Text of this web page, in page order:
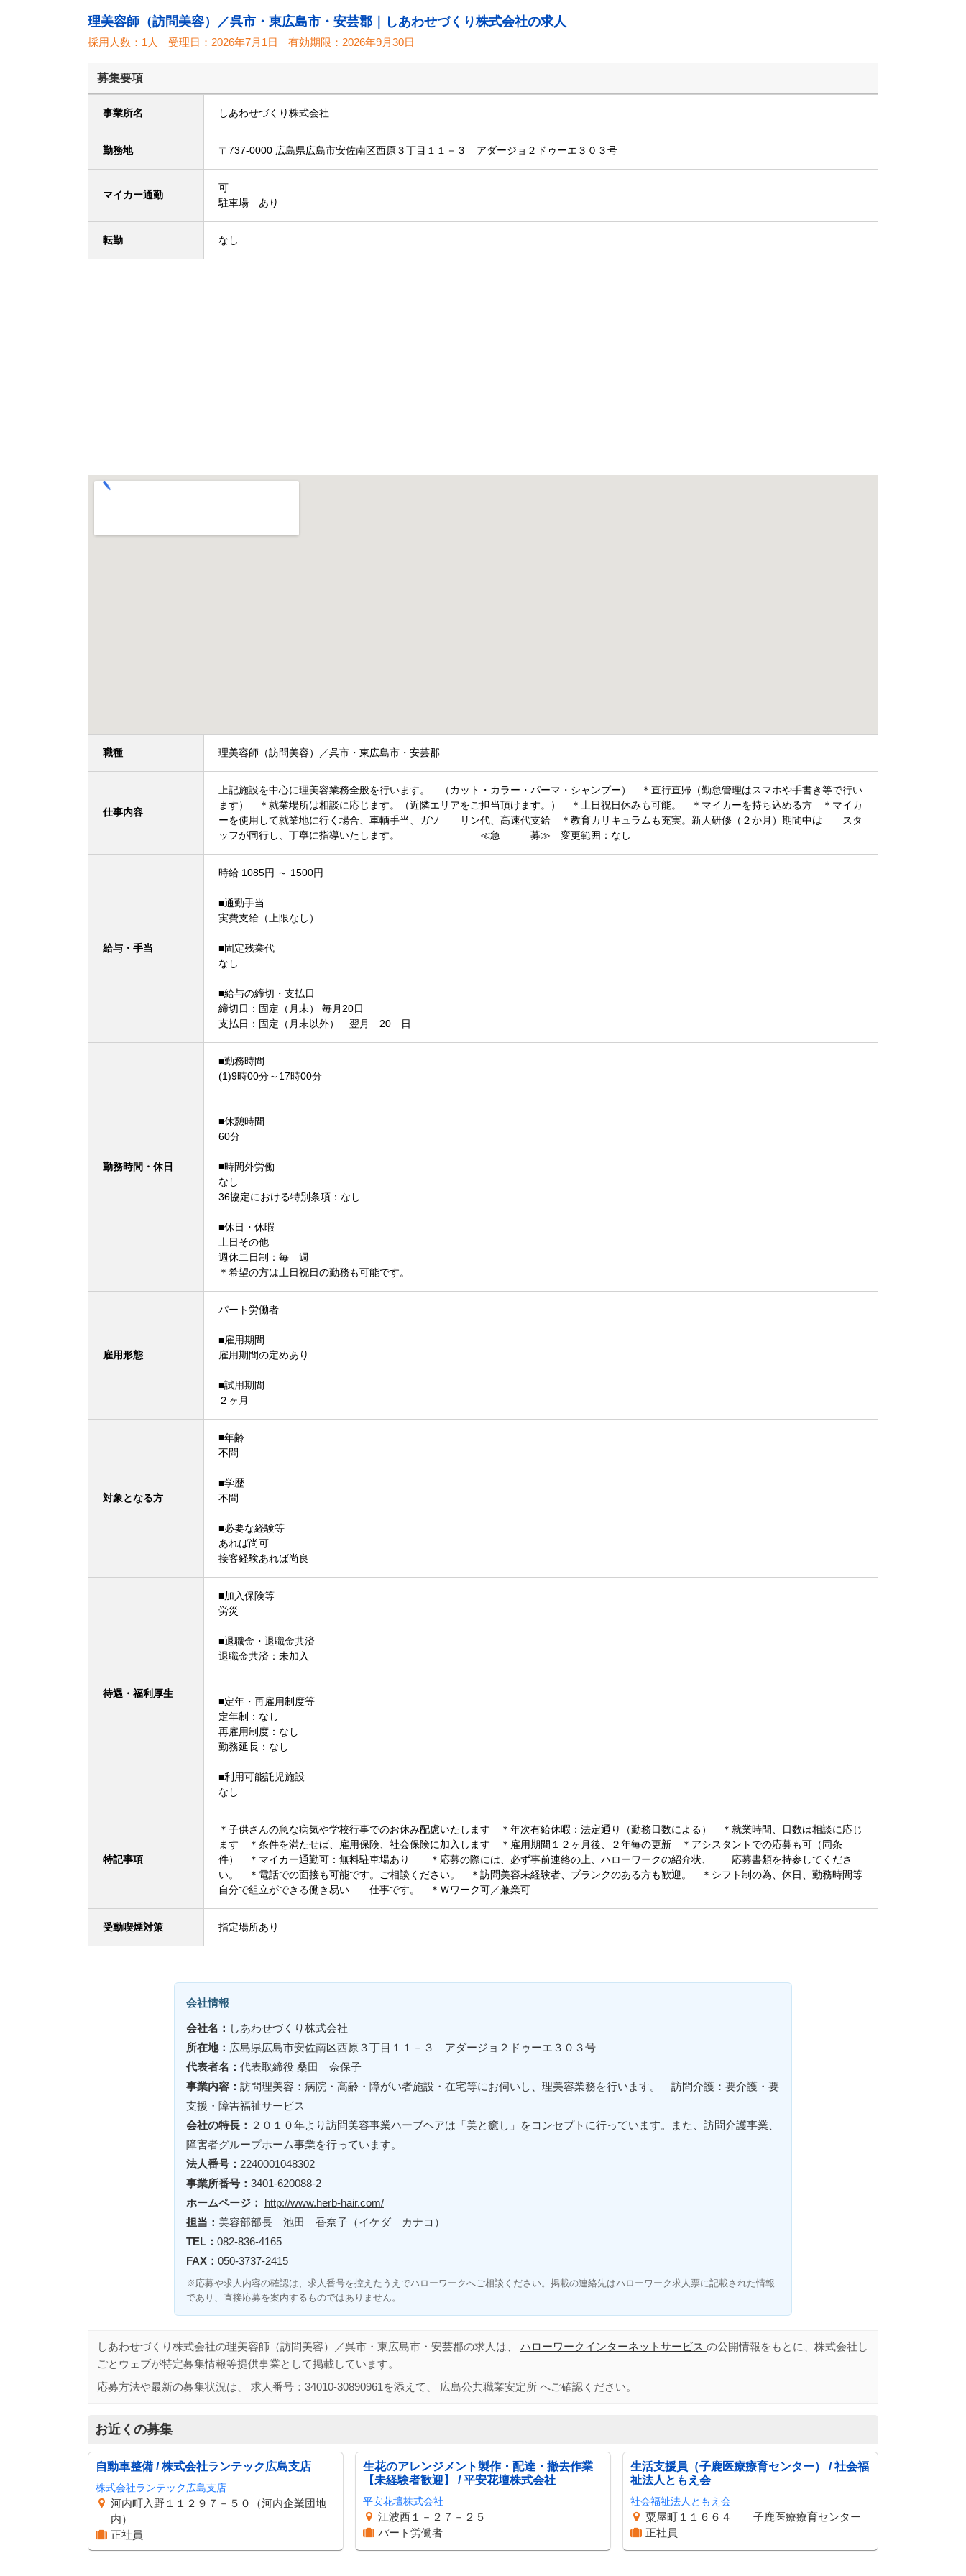
理美容師（訪問美容）／呉市・東広島市・安芸郡｜しあわせづくり株式会社の求人
採用人数：1人 受理日： 2026年7月1日 有効期限： 2026年9月30日
募集要項
事業所名 しあわせづくり株式会社
勤務地 〒737-0000 広島県広島市安佐南区西原３丁目１１－３ アダージョ２ドゥーエ３０３号
マイカー通勤
可
駐車場 あり
転勤 なし
職種 理美容師（訪問美容）／呉市・東広島市・安芸郡
仕事内容
上記施設を中心に理美容業務全般を行います。 （カット・カラー・パーマ・シャンプー） ＊直行直帰（勤怠管理はスマホや手書き等で行い
ます） ＊就業場所は相談に応じます。（近隣エリアをご担当頂けます。） ＊土日祝日休みも可能。 ＊マイカーを持ち込める方 ＊マイカ
ーを使用して就業地に行く場合、車輌手当、ガソ リン代、高速代支給 ＊教育カリキュラムも充実。新人研修（２か月）期間中は スタ
ッフが同行し、丁寧に指導いたします。 ≪急 募≫ 変更範囲：なし
給与・手当
時給 1085円 ～ 1500円
■通勤手当
実費支給（上限なし）
■固定残業代
なし
■給与の締切・支払日
締切日：固定（月末） 毎月20日
支払日：固定（月末以外） 翌月 20 日
勤務時間・休日
■勤務時間
(1)9時00分～17時00分
■休憩時間
60分
■時間外労働
なし
36協定における特別条項：なし
■休日・休暇
土日その他
週休二日制：毎 週
＊希望の方は土日祝日の勤務も可能です。
雇用形態
パート労働者
■雇用期間
雇用期間の定めあり
■試用期間
２ヶ月
対象となる方
■年齢
不問
■学歴
不問
■必要な経験等
あれば尚可
接客経験あれば尚良
待遇・福利厚生
■加入保険等
労災
■退職金・退職金共済
退職金共済：未加入
■定年・再雇用制度等
定年制：なし
再雇用制度：なし
勤務延長：なし
■利用可能託児施設
なし
特記事項
＊子供さんの急な病気や学校行事でのお休み配慮いたします ＊年次有給休暇：法定通り（勤務日数による） ＊就業時間、日数は相談に応じ
ます ＊条件を満たせば、雇用保険、社会保険に加入します ＊雇用期間１２ヶ月後、２年毎の更新 ＊アシスタントでの応募も可（同条
件） ＊マイカー通勤可：無料駐車場あり ＊応募の際には、必ず事前連絡の上、ハローワークの紹介状、 応募書類を持参してくださ
い。 ＊電話での面接も可能です。ご相談ください。 ＊訪問美容未経験者、ブランクのある方も歓迎。 ＊シフト制の為、休日、勤務時間等
自分で組立ができる働き易い 仕事です。 ＊Ｗワーク可／兼業可
受動喫煙対策 指定場所あり
会社情報
会社名： しあわせづくり株式会社
所在地： 広島県広島市安佐南区西原３丁目１１－３ アダージョ２ドゥーエ３０３号
代表者名： 代表取締役 桑田 奈保子
事業内容： 訪問理美容：病院・高齢・障がい者施設・在宅等にお伺いし、理美容業務を行います。 訪問介護：要介護・要
支援・障害福祉サービス
会社の特長： ２０１０年より訪問美容事業ハーブヘアは「美と癒し」をコンセプトに行っています。また、訪問介護事業、
障害者グループホーム事業を行っています。
法人番号： 2240001048302
事業所番号： 3401-620088-2
ホームページ：
http://www.herb-hair.com/
担当： 美容部部長 池田 香奈子（イケダ カナコ）
TEL： 082-836-4165
FAX： 050-3737-2415
※応募や求人内容の確認は、求人番号を控えたうえでハローワークへご相談ください。掲載の連絡先はハローワーク求人票に記載された情報
であり、直接応募を案内するものではありません。
しあわせづくり株式会社の理美容師（訪問美容）／呉市・東広島市・安芸郡の求人は、 ハローワークインターネットサービス の公開情報をもとに、株式会社し
ごとウェブが特定募集情報等提供事業として掲載しています。
応募方法や最新の募集状況は、 求人番号： 34010-30890961 を添えて、 広島公共職業安定所 へご確認ください。
お近くの募集
自動車整備 / 株式会社ランテック広島支店
株式会社ランテック広島支店
河内町入野１１２９７－５０（河内企業団地
内）
正社員
生花のアレンジメント製作・配達・撤去作業
【未経験者歓迎】 / 平安花壇株式会社
平安花壇株式会社
江波西１－２７－２５
パート労働者
生活支援員（子鹿医療療育センター） / 社会福
祉法人ともえ会
社会福祉法人ともえ会
粟屋町１１６６４ 子鹿医療療育センター
正社員